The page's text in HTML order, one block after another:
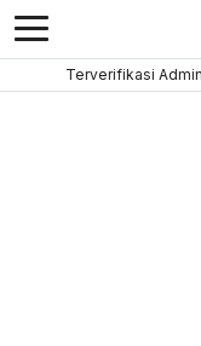
Terverifikasi